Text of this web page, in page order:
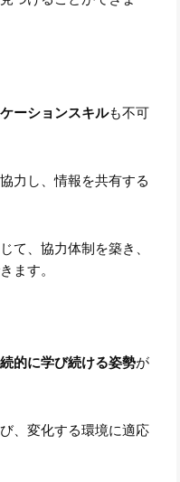
ーションスキルも不可
力し、情報を共有する
て、協力体制を築き、
ます。
的に学び続ける姿勢が
、変化する環境に適応